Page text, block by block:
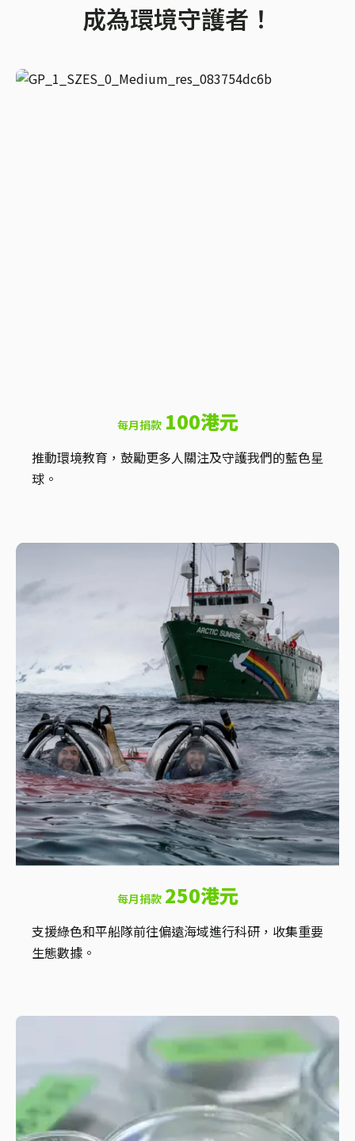
成為環境守護者！
每月捐款 100港元
推動環境教育，鼓勵更多人關注及守護我們的藍色星
球。
每月捐款 250港元
支援綠色和平船隊前往偏遠海域進行科研，收集重要
生態數據。